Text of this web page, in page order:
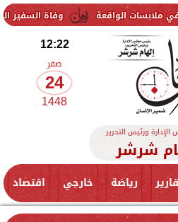
وفاة السفير الفلسطيني دياب
12:22
صفر
24
1448
ورئيس التحرير
شرشر
رياضة خارجي اقتصاد